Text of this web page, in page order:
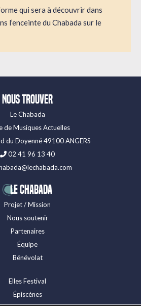
qui sera à découvrir dans
l’enceinte du Chabada sur le
Nous trouver
Le Chabada
de Musiques Actuelles
du Doyenné 49100 ANGERS
02 41 96 13 40
LE CHABADA
Projet / Mission
Nous soutenir
Partenaires
Équipe
Bénévolat
Elles Festival
Épiscènes